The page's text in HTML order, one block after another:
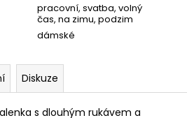
pracovní, svatba, volný
čas, na zimu, podzim
dámské
Diskuze
s dlouhým rukávem a